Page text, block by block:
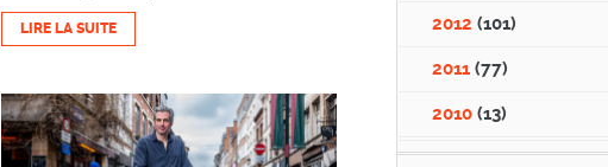
LIRE LA SUITE 2012 (101)
2011 (77)
2010 (13)